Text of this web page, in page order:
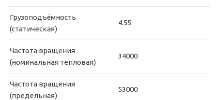
Грузоподъёмность
(статическая)
4.55
Частота вращения
(номинальная тепловая)
34000
Частота вращения
(предельная)
53000